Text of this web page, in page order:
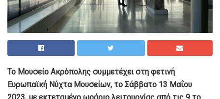
Το Μουσείο Ακρόπολης συμμετέχει στη φετινή
Ευρωπαϊκή Νύχτα Μουσείων, το Σάββατο 13 Μαΐου